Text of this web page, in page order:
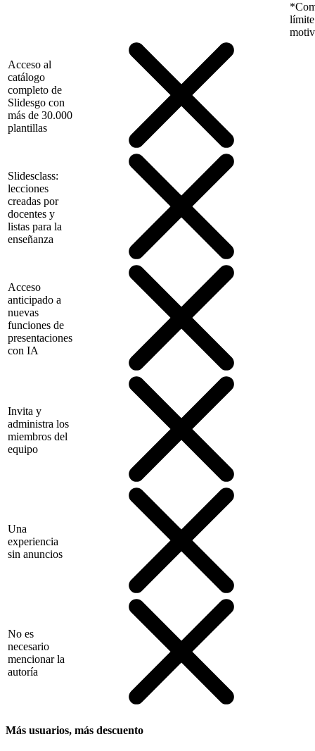
límite
Acceso al
catálogo
completo de
Slidesgo con
más de 30.000
plantillas
Slidesclass:
lecciones
creadas por
docentes y
listas para la
enseñanza
Acceso
anticipado a
nuevas
funciones de
presentaciones
con IA
Invita y
administra los
miembros del
equipo
Una
experiencia
sin anuncios
No es
necesario
mencionar la
autoría
Más usuarios, más descuento